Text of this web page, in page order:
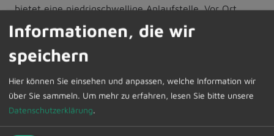
bietet eine niedrigschwellige Anlaufstelle. Vor Ort
stehen Ansprechpartnerinnen und Ansprechpartner der
Arbeitsvermittlung zur Verfügung; zudem können
Unterlagen entgegengenommen und Anträge
eingereicht werden. Falls Sie einen Termin vereinbaren
möchten, wenden Sie sich bitte an das Jobcenter
Oberallgäu unter Tel. 08321 612-3023 oder per E-Mail
an jobcenter@lra-oa.bayern.de.
Informationen, die wir
speichern
Hier können Sie einsehen und anpassen, welche Information wir
über Sie sammeln. Um mehr zu erfahren, lesen Sie bitte unsere
Datenschutzerklärung.